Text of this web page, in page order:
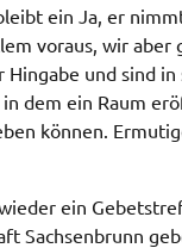
ein Ja, er
voraus, wir aber
und sind in
dem ein Raum
können.
ein
Sachsenbrunn